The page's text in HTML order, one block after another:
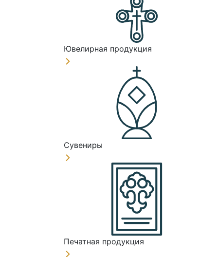
Ювелирная продукция
Сувениры
Печатная продукция